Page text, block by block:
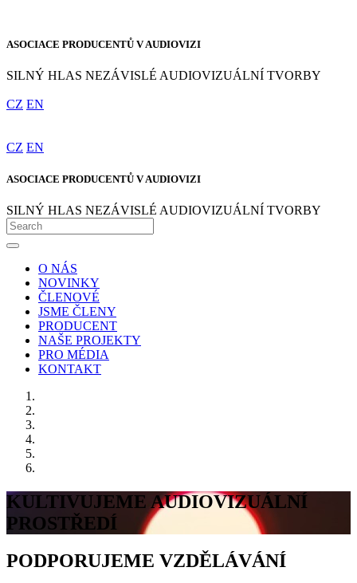
ASOCIACE PRODUCENTŮ V AUDIOVIZI
SILNÝ HLAS NEZÁVISLÉ AUDIOVIZUÁLNÍ TVORBY
CZ EN
CZ EN
ASOCIACE PRODUCENTŮ V AUDIOVIZI
SILNÝ HLAS NEZÁVISLÉ AUDIOVIZUÁLNÍ TVORBY
O NÁS
NOVINKY
ČLENOVÉ
JSME ČLENY
PRODUCENT
NAŠE PROJEKTY
PRO MÉDIA
KONTAKT
KULTIVUJEME AUDIOVIZUÁLNÍ
PROSTŘEDÍ
PODPORUJEME VZDĚLÁVÁNÍ